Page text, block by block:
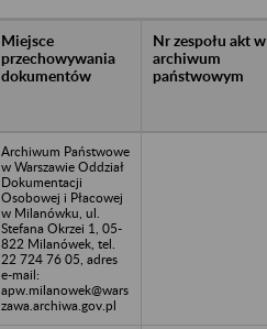
Miejsce
przechowywania
dokumentów
Nr zespołu akt w
archiwum
państwowym
Archiwum Państwowe
w Warszawie Oddział
Dokumentacji
Osobowej i Płacowej
w Milanówku, ul.
Stefana Okrzei 1, 05-
822 Milanówek, tel.
22 724 76 05, adres
e-mail:
apw.milanowek@wars
zawa.archiwa.gov.pl